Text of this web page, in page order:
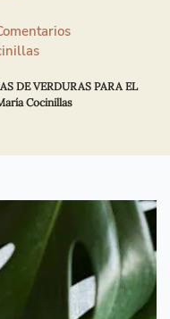
DE VERDURAS PARA EL
Cocinillas